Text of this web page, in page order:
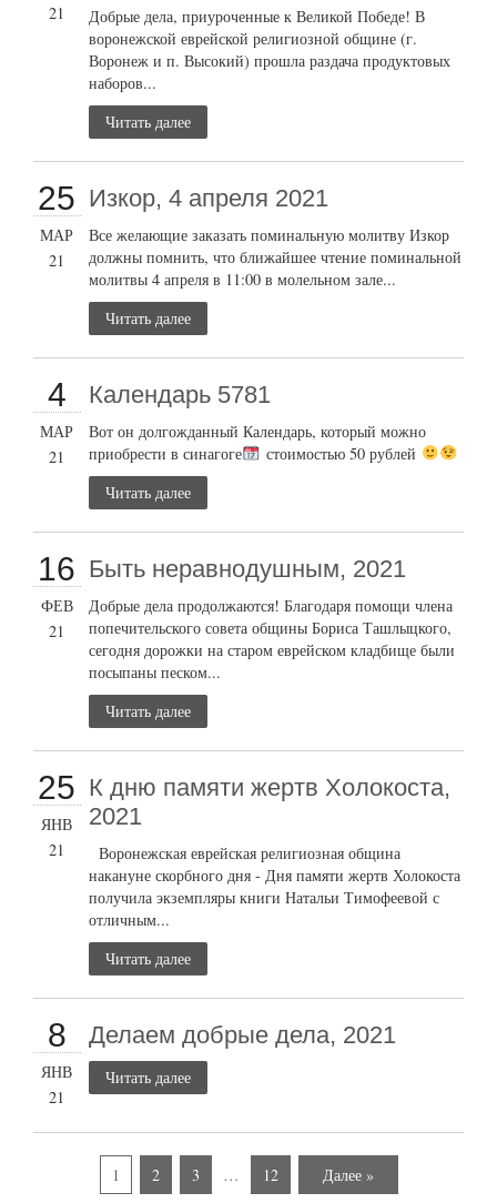
21
Добрые дела, приуроченные к Великой Победе! В
воронежской еврейской религиозной общине (г.
Воронеж и п. Высокий) прошла раздача продуктовых
наборов...
Читать далее
25
МАР
21
Изкор, 4 апреля 2021
Все желающие заказать поминальную молитву Изкор
должны помнить, что ближайшее чтение поминальной
молитвы 4 апреля в 11:00 в молельном зале...
Читать далее
4
МАР
21
Календарь 5781
Вот он долгожданный Календарь, который можно
приобрести в синагоге
стоимостью 50 рублей
Читать далее
16
ФЕВ
21
Быть неравнодушным, 2021
Добрые дела продолжаются! Благодаря помощи члена
попечительского совета общины Бориса Ташлыцкого,
сегодня дорожки на старом еврейском кладбище были
посыпаны песком...
Читать далее
25
ЯНВ
21
К дню памяти жертв Холокоста,
2021
Воронежская еврейская религиозная община
накануне скорбного дня - Дня памяти жертв Холокоста
получила экземпляры книги Натальи Тимофеевой с
отличным...
Читать далее
8
ЯНВ
21
Делаем добрые дела, 2021
Читать далее
1 2 3 … 12 Далее »